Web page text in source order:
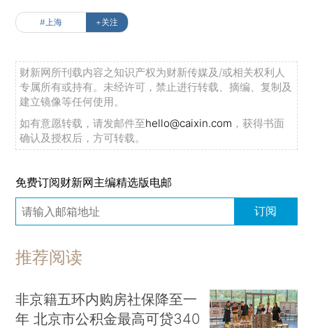
#上海 +关注
财新网所刊载内容之知识产权为财新传媒及/或相关权利人
专属所有或持有。未经许可，禁止进行转载、摘编、复制及
建立镜像等任何使用。
如有意愿转载，请发邮件至hello@caixin.com ，获得书面
确认及授权后，方可转载。
免费订阅财新网主编精选版电邮
订阅
推荐阅读
非京籍五环内购房社保降至一
年 北京市公积金最高可贷340